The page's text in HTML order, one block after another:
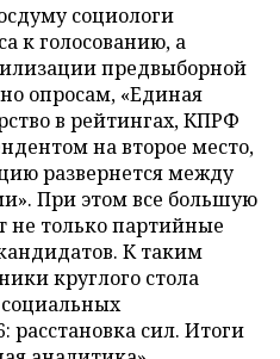
социологи
к голосованию, а
предвыборной
опросам, «Единая
в рейтингах, КПРФ
на второе место,
развернется между
При этом все большую
не только партийные
К таким
круглого стола
расстановка сил. Итоги